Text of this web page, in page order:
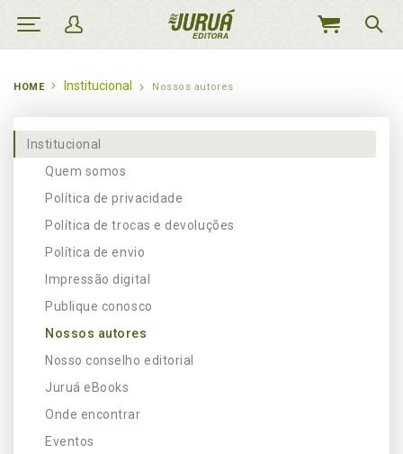
MEU
HOME Institucional Nossos autores
Institucional
Quem somos
Política de privacidade
Política de trocas e devoluções
Política de envio
Impressão digital
Publique conosco
Nossos autores
Nosso conselho editorial
Juruá eBooks
Onde encontrar
Eventos